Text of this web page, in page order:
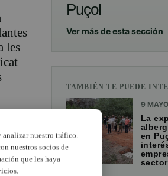
les
Puçol
Ver más de esta sección
TAMBIÉN TE PUEDE
9
La
en
sector
nuestro tráfico.
nuestros socios de
que les haya